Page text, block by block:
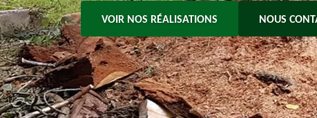
VOIR NOS RÉALISATIONS NOUS